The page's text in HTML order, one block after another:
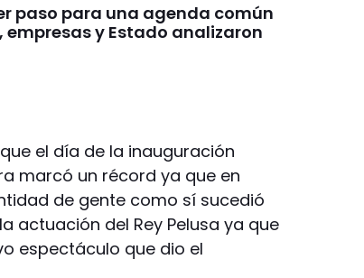
paso para una agenda común
empresas y Estado analizaron
el día de la inauguración
marcó un récord ya que en
de gente como sí sucedió
actuación del Rey Pelusa ya que
espectáculo que dio el